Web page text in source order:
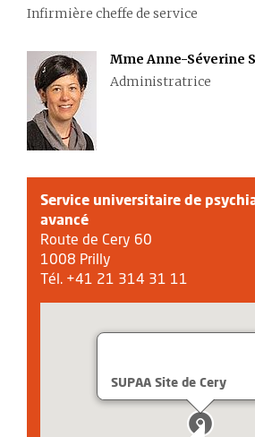
Infirmière cheffe de service
Mme Anne-Séverine
Administratrice
Service universitaire de
avancé
Route de Cery 60
1008 Prilly
Tél. +41 21 314 31 11
SUPAA Site de Cery